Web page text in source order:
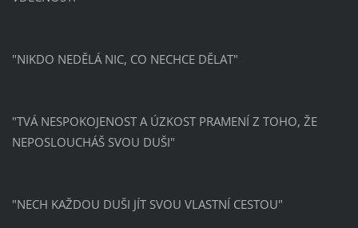
"NIKDO NEDĚLÁ NIC, CO NECHCE DĚLAT"
"TVÁ NESPOKOJENOST A ÚZKOST PRAMENÍ Z TOHO, ŽE
NEPOSLOUCHÁŠ SVOU DUŠI"
"NECH KAŽDOU DUŠI JÍT SVOU VLASTNÍ CESTOU"